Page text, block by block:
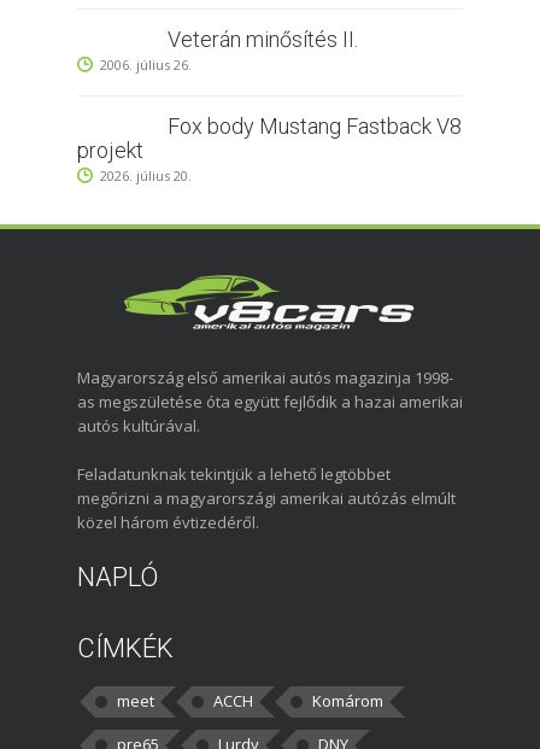
Veterán minősítés II.
2006. július 26.
Fox body Mustang Fastback V8
projekt
2026. július 20.
Magyarország első amerikai autós magazinja 1998-
as megszületése óta együtt fejlődik a hazai amerikai
autós kultúrával.
Feladatunknak tekintjük a lehető legtöbbet
megőrizni a magyarországi amerikai autózás elmúlt
közel három évtizedéről.
NAPLÓ
CÍMKÉK
meet ACCH
Komárom
pre65
Lurdy DNY